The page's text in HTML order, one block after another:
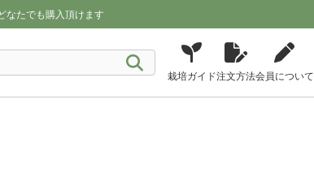
なたでも購入頂けます
栽培ガイド注文方法会員について